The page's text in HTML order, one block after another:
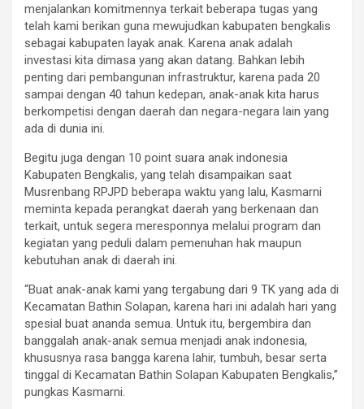
menjalankan komitmennya terkait beberapa tugas yang
telah kami berikan guna mewujudkan kabupaten bengkalis
sebagai kabupaten layak anak. Karena anak adalah
investasi kita dimasa yang akan datang. Bahkan lebih
penting dari pembangunan infrastruktur, karena pada 20
sampai dengan 40 tahun kedepan, anak-anak kita harus
berkompetisi dengan daerah dan negara-negara lain yang
ada di dunia ini.
Begitu juga dengan 10 point suara anak indonesia
Kabupaten Bengkalis, yang telah disampaikan saat
Musrenbang RPJPD beberapa waktu yang lalu, Kasmarni
meminta kepada perangkat daerah yang berkenaan dan
terkait, untuk segera meresponnya melalui program dan
kegiatan yang peduli dalam pemenuhan hak maupun
kebutuhan anak di daerah ini.
“Buat anak-anak kami yang tergabung dari 9 TK yang ada di
Kecamatan Bathin Solapan, karena hari ini adalah hari yang
spesial buat ananda semua. Untuk itu, bergembira dan
banggalah anak-anak semua menjadi anak indonesia,
khususnya rasa bangga karena lahir, tumbuh, besar serta
tinggal di Kecamatan Bathin Solapan Kabupaten Bengkalis,”
pungkas Kasmarni.